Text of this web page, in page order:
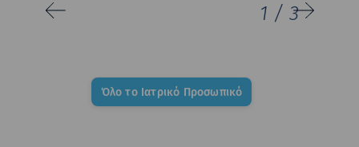
1 / 3
Όλο το Ιατρικό Προσωπικό